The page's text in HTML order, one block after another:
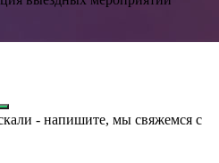
- напишите, мы свяжемся с